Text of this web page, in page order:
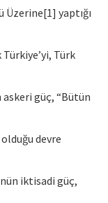
Üzerine[1] yaptığı
Türk
güç, “Bütün
devre
iktisadi güç,